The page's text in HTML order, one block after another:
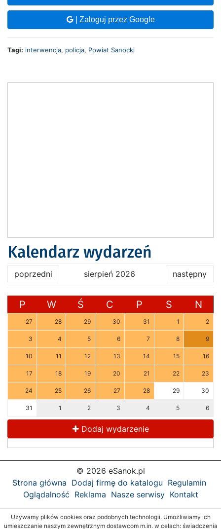
| Zaloguj przez Google
Tagi: interwencja, policja, Powiat Sanocki
Kalendarz wydarzeń
poprzedni sierpień 2026 następny
P W Ś C P S N
27 28 29 30 31 1 2
3 4 5 6 7 8 9
10 11 12 13 14 15 16
17 18 19 20 21 22 23
24 25 26 27 28 29 30
31 1 2 3 4 5 6
Dodaj wydarzenie
© 2026 eSanok.pl
Strona główna Dodaj firmę do katalogu Regulamin
Oglądalność Reklama Nasze serwisy Kontakt
Używamy plików cookies oraz podobnych technologii. Umożliwiamy ich
umieszczanie naszym zewnętrznym dostawcom m.in. w celach: świadczenia